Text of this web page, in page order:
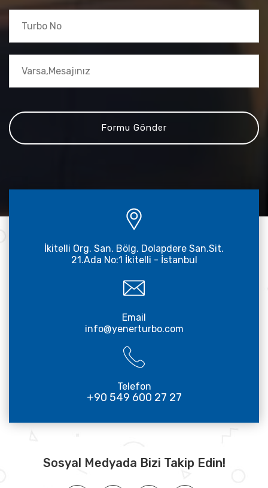
İkitelli Org. San. Bölg. Dolapdere San.Sit.
21.Ada No:1 İkitelli - İstanbul
Email
info@yenerturbo.com
Telefon
+90 549 600 27 27
Sosyal Medyada Bizi Takip Edin!